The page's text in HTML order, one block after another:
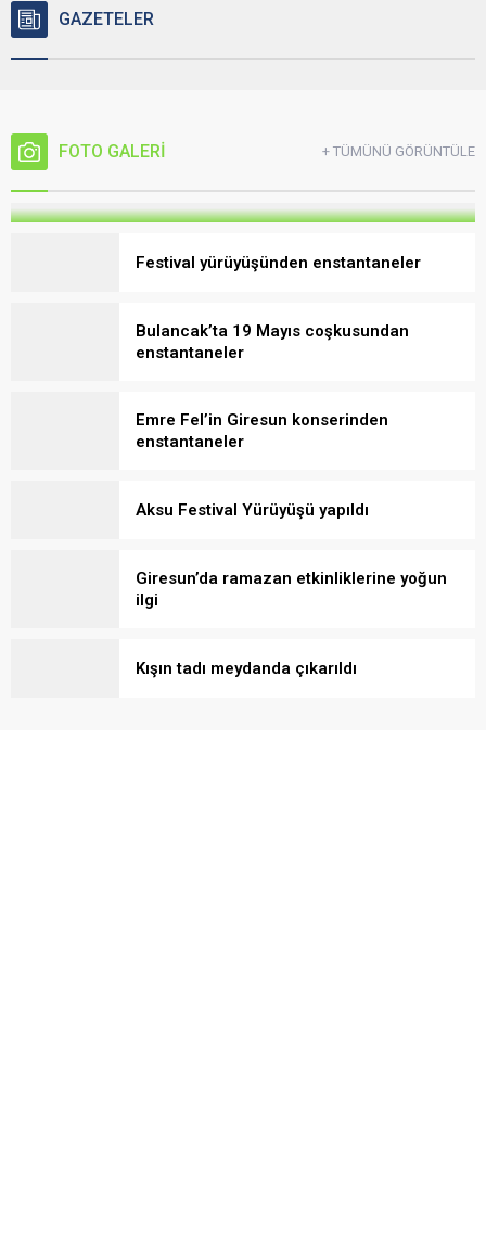
GAZETELER
FOTO GALERİ + TÜMÜNÜ GÖRÜNTÜLE
Gölyanı Obası güzellikleri ile büyülüyor
Festival yürüyüşünden enstantaneler
Bulancak’ta 19 Mayıs coşkusundan
enstantaneler
Emre Fel’in Giresun konserinden
enstantaneler
Aksu Festival Yürüyüşü yapıldı
Giresun’da ramazan etkinliklerine yoğun
ilgi
Kışın tadı meydanda çıkarıldı